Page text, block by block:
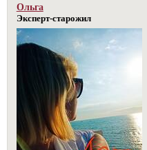
Ольга
Эксперт-старожил